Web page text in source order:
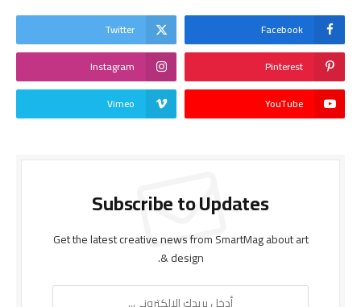
Facebook
Twitter
Pinterest
Instagram
YouTube
Vimeo
Subscribe to Updates
Get the latest creative news from SmartMag about art
& design.